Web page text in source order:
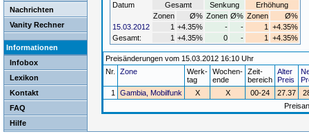
Nachrichten
Vanity Rechner
Informationen
Infobox
Lexikon
Kontakt
FAQ
Hilfe
Datum
Gesamt Senkung
Erhöhung
Zonen
Ø% Zonen Ø% Zonen
Ø%
15.03.2012
1 +4.35% - - 1
+4.35%
Gesamt:
1 +4.35% 0 - 1 +4.35%
Preisänderungen vom 15.03.2012 16:10 Uhr
Nr.
Zone
Werk-
tag
Wochen-
ende
Zeit-
bereich
Alter
Preis
1
Gambia, Mobilfunk X X 00-24 27.37